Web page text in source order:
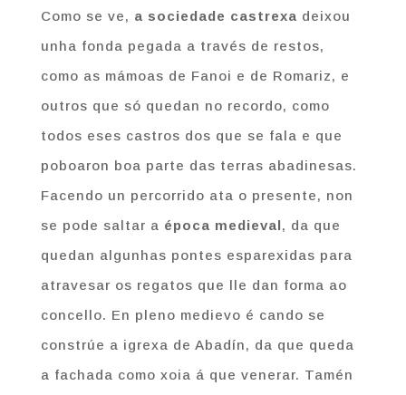
Como se ve, a sociedade castrexa deixou
unha fonda pegada a través de restos,
como as mámoas de Fanoi e de Romariz, e
outros que só quedan no recordo, como
todos eses castros dos que se fala e que
poboaron boa parte das terras abadinesas.
Facendo un percorrido ata o presente, non
se pode saltar a época medieval, da que
quedan algunhas pontes esparexidas para
atravesar os regatos que lle dan forma ao
concello. En pleno medievo é cando se
constrúe a igrexa de Abadín, da que queda
a fachada como xoia á que venerar. Tamén